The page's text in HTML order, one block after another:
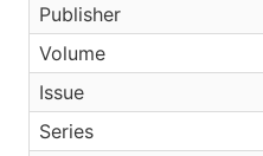
Publisher
Volume
Issue
Series